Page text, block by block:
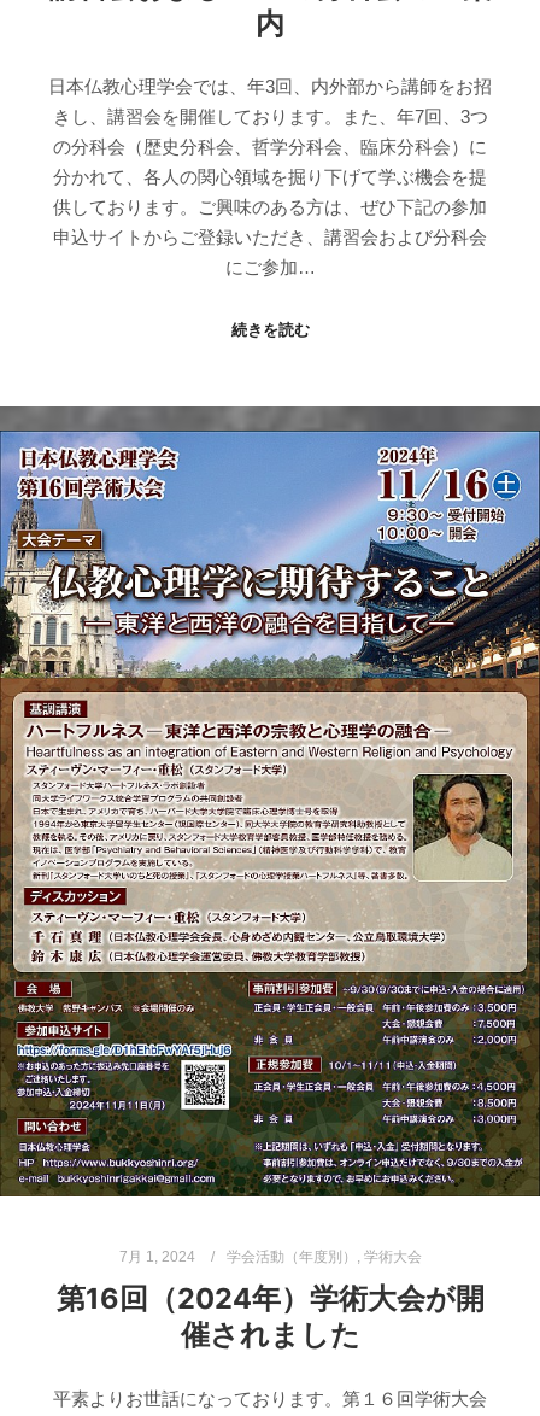
内
日本仏教心理学会では、年3回、内外部から講師をお招
きし、講習会を開催しております。また、年7回、3つ
の分科会（歴史分科会、哲学分科会、臨床分科会）に
分かれて、各人の関心領域を掘り下げて学ぶ機会を提
供しております。ご興味のある方は、ぜひ下記の参加
申込サイトからご登録いただき、講習会および分科会
にご参加…
続きを読む
7月 1, 2024 学会活動（年度別） 学術大会
第16回（2024年）学術大会が開
催されました
平素よりお世話になっております。第１６回学術大会